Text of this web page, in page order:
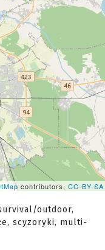
contributors, CC-BY-SA
outdoor,
scyzoryki, multi-